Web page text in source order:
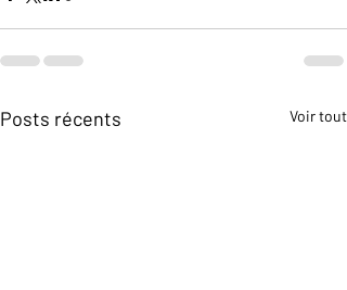
Posts récents Voir tout